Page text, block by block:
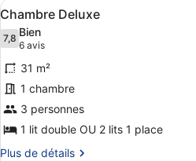
de
chambre
Chambre
Confort
Afficher
toutes
les
photos
pour
ce
type
de
chambre :
5
Chambre Deluxe
7,87,8 sur 10
Bien
6 avis
(6 avis)
31 m²
1 chambre
3 personnes
1 lit double OU 2 lits 1 place
Plus de détails
Plus